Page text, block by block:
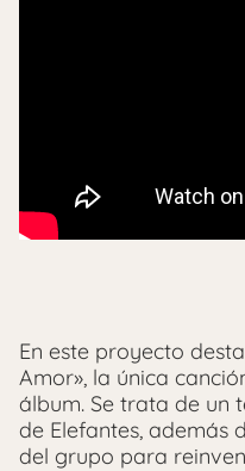
En este proyecto
Amor», la única
álbum. Se trata de un
de Elefantes, además
del grupo para